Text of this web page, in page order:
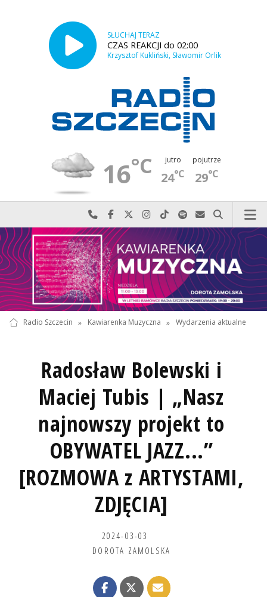
SŁUCHAJ TERAZ
CZAS REAKCJI do 02:00
Krzysztof Kukliński, Sławomir Orlik
16°C jutro
24°C
pojutrze
29°C
Najlepiej po prostu do nas zadzwoń
Odwiedź nas na Facebook-u
Odwiedź nas na X
Odwiedź nas na Instagram-ie
Odwiedź nas na TikTok-u
Szukaj nas na Spotify
Wyślij do nas
Szukaj
Radio Szczecin » Kawiarenka Muzyczna » Wydarzenia aktualne
Radosław Bolewski i
Maciej Tubis | „Nasz
najnowszy projekt to
OBYWATEL JAZZ...”
[ROZMOWA z ARTYSTAMI,
ZDJĘCIA]
2024-03-03
DOROTA ZAMOLSKA